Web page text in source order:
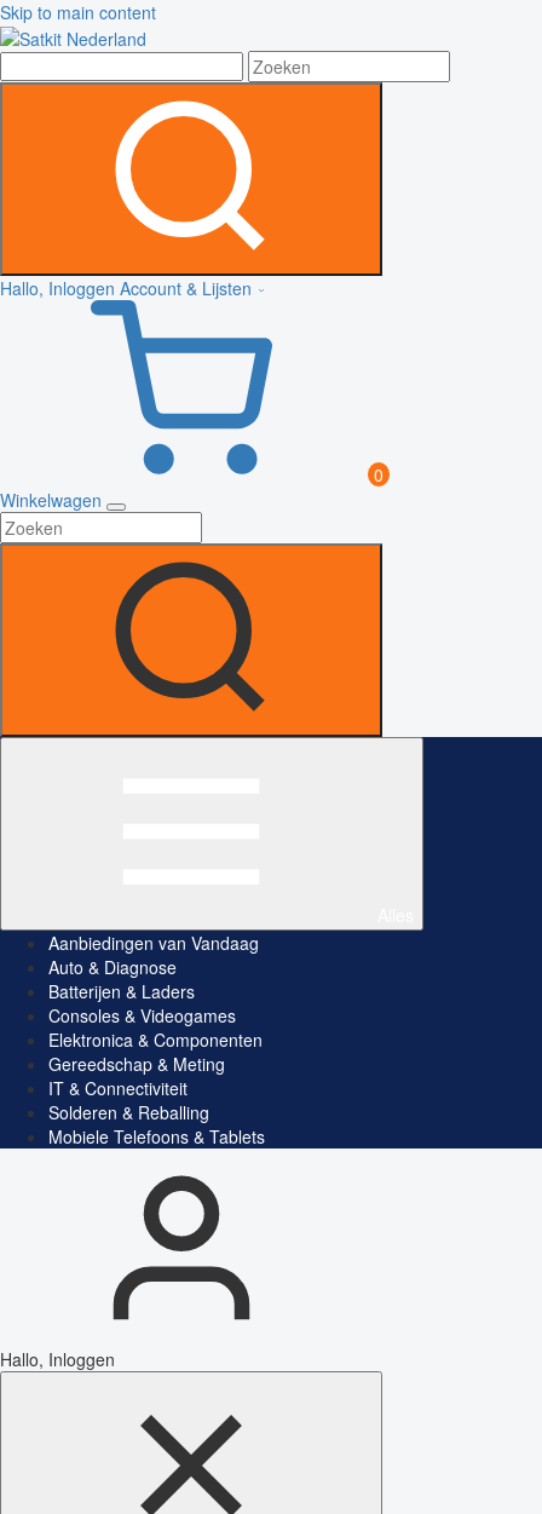
Skip to main content
Hallo, Inloggen Account & Lijsten
0
Winkelwagen
Aanbiedingen van Vandaag
Auto & Diagnose
Batterijen & Laders
Consoles & Videogames
Elektronica & Componenten
Gereedschap & Meting
IT & Connectiviteit
Solderen & Reballing
Mobiele Telefoons & Tablets
Hallo, Inloggen